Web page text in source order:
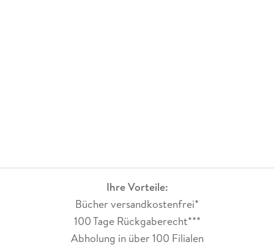
Ihre Vorteile:
Bücher versandkostenfrei*
100 Tage Rückgaberecht***
Abholung in über 100 Filialen